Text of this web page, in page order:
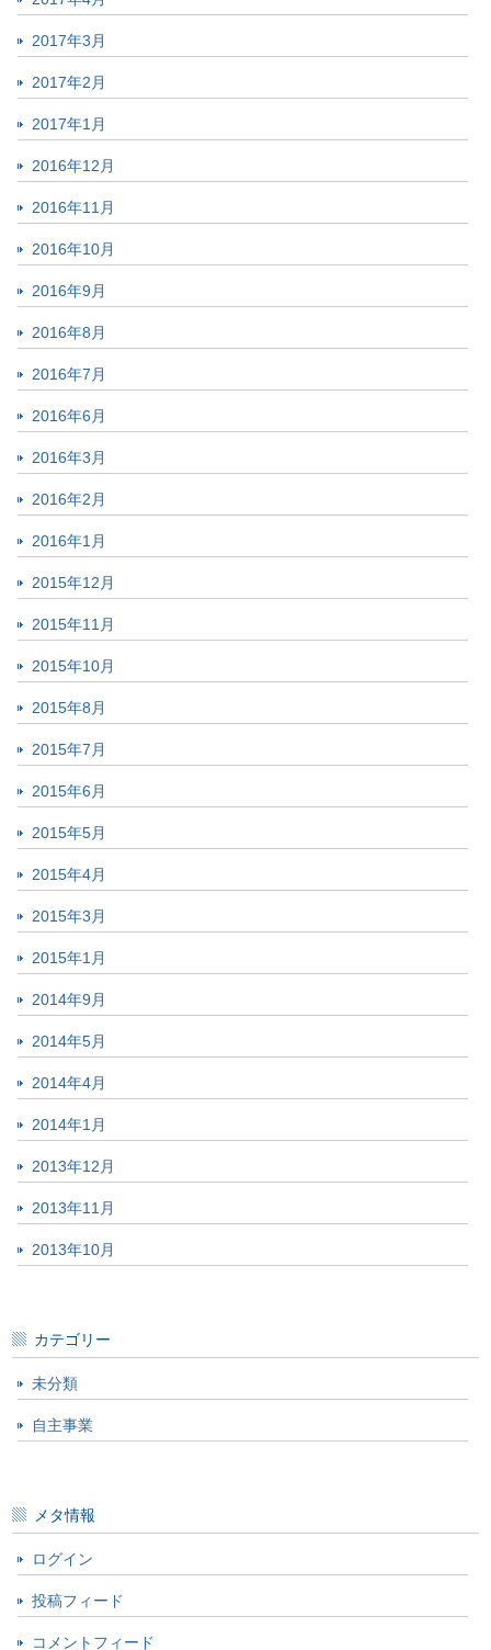
2017年3月
2017年2月
2017年1月
2016年12月
2016年11月
2016年10月
2016年9月
2016年8月
2016年7月
2016年6月
2016年3月
2016年2月
2016年1月
2015年12月
2015年11月
2015年10月
2015年8月
2015年7月
2015年6月
2015年5月
2015年4月
2015年3月
2015年1月
2014年9月
2014年5月
2014年4月
2014年1月
2013年12月
2013年11月
2013年10月
カテゴリー
未分類
自主事業
メタ情報
ログイン
投稿フィード
コメントフィード